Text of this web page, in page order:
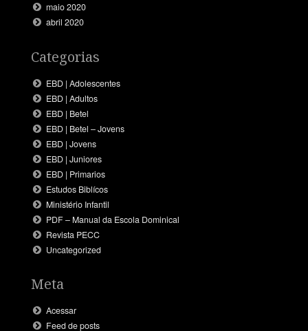
maio 2020
abril 2020
Categorias
EBD | Adolescentes
EBD | Adultos
EBD | Betel
EBD | Betel – Jovens
EBD | Jovens
EBD | Juniores
EBD | Primarios
Estudos Biblícos
Ministério Infantil
PDF – Manual da Escola Dominical
Revista PECC
Uncategorized
Meta
Acessar
Feed de posts